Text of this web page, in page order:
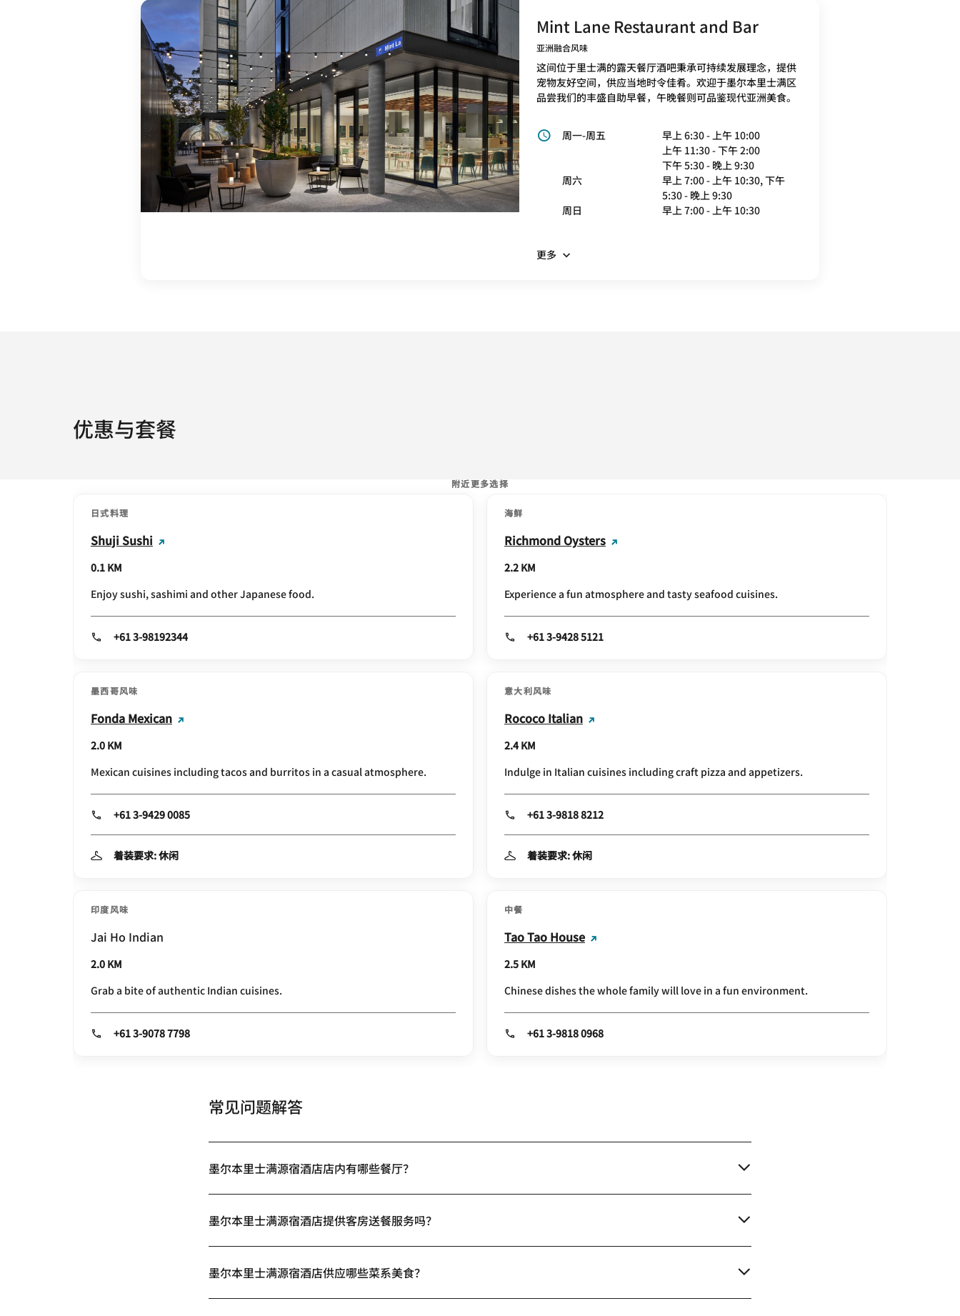
Mint Lane Restaurant and Bar
亚洲融合风味
这间位于里士满的露天餐厅酒吧秉承可持续发展理念，提供
宠物友好空间，供应当地时令佳肴。欢迎于墨尔本里士满区
品尝我们的丰盛自助早餐，午晚餐则可品鉴现代亚洲美食。
周一-周五
早上 6:30 - 上午 10:00
上午 11:30 - 下午 2:00
下午 5:30 - 晚上 9:30
周六
早上 7:00 - 上午 10:30, 下午
5:30 - 晚上 9:30
周日
早上 7:00 - 上午 10:30
更多
优惠与套餐
附近更多选择
日式料理
Shuji Sushi
0.1 KM
Enjoy sushi, sashimi and other Japanese food.
+61 3-98192344
墨西哥风味
Fonda Mexican
2.0 KM
Mexican cuisines including tacos and burritos in a casual atmosphere.
+61 3-9429 0085
着装要求: 休闲
印度风味
Jai Ho Indian
2.0 KM
Grab a bite of authentic Indian cuisines.
+61 3-9078 7798
海鲜
Richmond Oysters
2.2 KM
Experience a fun atmosphere and tasty seafood cuisines.
+61 3-9428 5121
意大利风味
Rococo Italian
2.4 KM
Indulge in Italian cuisines including craft pizza and appetizers.
+61 3-9818 8212
着装要求: 休闲
中餐
Tao Tao House
2.5 KM
Chinese dishes the whole family will love in a fun environment.
+61 3-9818 0968
常见问题解答
墨尔本里士满源宿酒店店内有哪些餐厅？
墨尔本里士满源宿酒店提供客房送餐服务吗？
墨尔本里士满源宿酒店供应哪些菜系美食？